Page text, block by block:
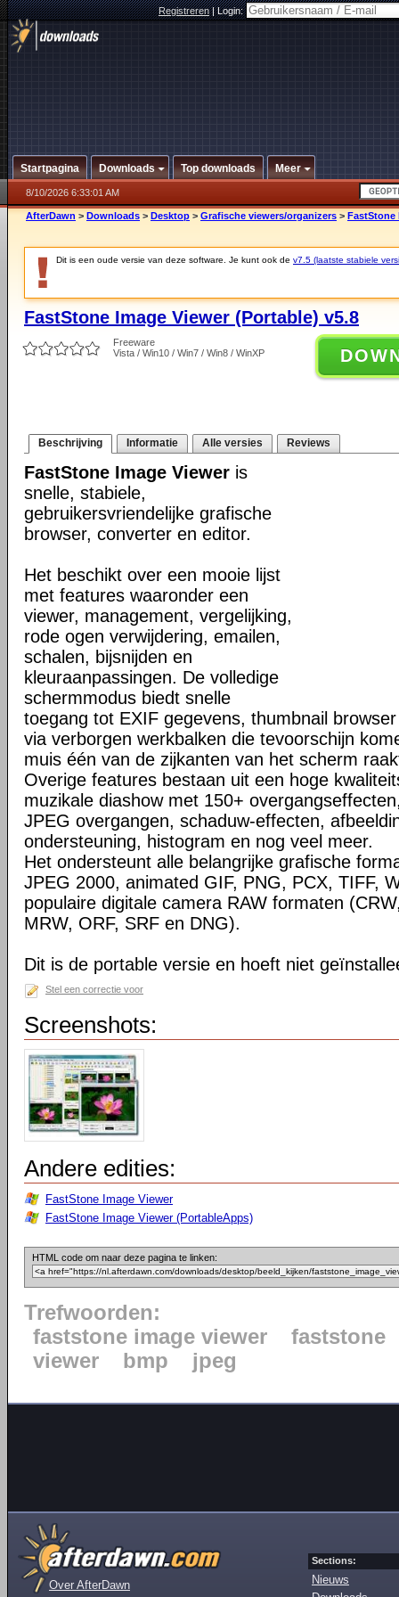
Registreren|Login:
Startpagina Downloads Top downloads Meer
8/10/2026 6:33:01 AM
AfterDawn > Downloads > Desktop > Grafische viewers/organizers > FastStone
Dit is een oude versie van deze software. Je kunt ook de v7.5 (laatste stabiele
FastStone Image Viewer (Portable) v5.8
Freeware
Vista / Win10 / Win7 / Win8 / WinXP
Beschrijving Informatie Alle versies Reviews
FastStone Image Viewer is
snelle, stabiele,
gebruikersvriendelijke grafische
browser, converter en editor.
Het beschikt over een mooie lijst
met features waaronder een
viewer, management, vergelijking,
rode ogen verwijdering, emailen,
schalen, bijsnijden en
kleuraanpassingen. De volledige
schermmodus biedt snelle
toegang tot EXIF gegevens, thumbnail
via verborgen werkbalken die tevoorschijn
muis één van de zijkanten van het scherm
Overige features bestaan uit een hoge
muzikale diashow met 150+
JPEG overgangen, schaduw-effecten,
ondersteuning, histogram en nog veel meer.
Het ondersteunt alle belangrijke grafische
JPEG 2000, animated GIF, PNG, PCX, TIFF,
populaire digitale camera RAW formaten
MRW, ORF, SRF en DNG).
Dit is de portable versie en hoeft niet
Stel een correctie voor
Screenshots:
Andere edities:
FastStone Image Viewer
FastStone Image Viewer (PortableApps)
HTML code om naar deze pagina te linken:
Trefwoorden:
faststone image viewer
faststone
viewer
bmp jpeg
Over AfterDawn
Sections:
Nieuws